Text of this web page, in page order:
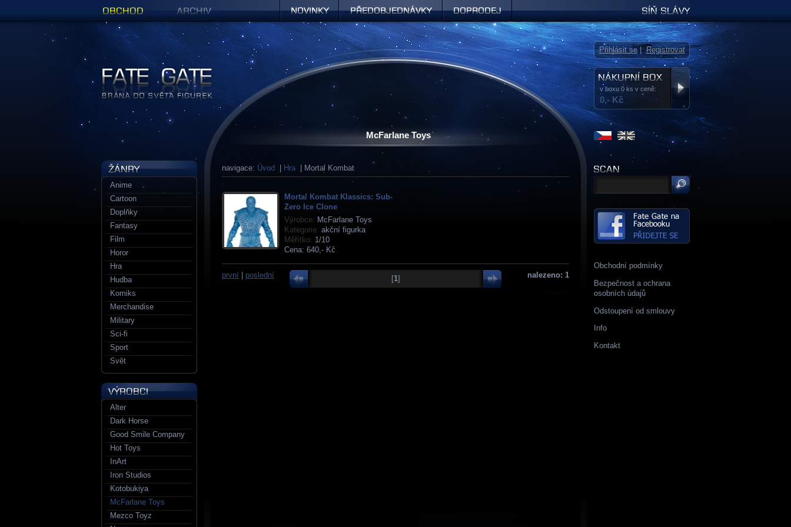
McFarlane Toys
navigace: Úvod Hra | Mortal Kombat
Mortal Kombat Klassics: Sub-
Zero Ice Clone
Výrobce: McFarlane Toys
Kategorie: akční figurka
Měřítko: 1/10
Cena: 640,- Kč
první poslední nalezeno: 1
[1]
Obchodní podmínky
Bezpečnost a ochrana
osobních údajů
Odstoupení od smlouvy
Info
Kontakt
Anime
Cartoon
Doplňky
Fantasy
Film
Horor
Hra
Hudba
Komiks
Merchandise
Military
Sci-fi
Sport
Svět
Alter
Dark Horse
Good Smile Company
Hot Toys
InArt
Iron Studios
Kotobukiya
McFarlane Toys
Mezco Toyz
Figurky a sošky | Fate Gate
v boxu 0 ks v ceně:
0,- Kč
Přihlásit se|Registrovat
Předobjednávky Síň slávy